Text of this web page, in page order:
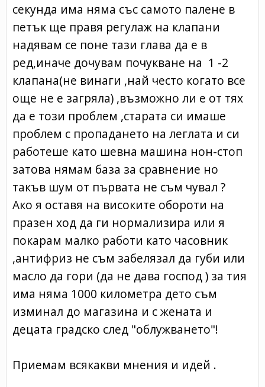
секунда има няма със самото палене в
петък ще правя регулаж на клапани
надявам се поне тази глава да е в
ред,иначе дочувам почукване на 1 -2
клапана(не винаги ,най често когато все
още не е загряла) ,възможно ли е от тях
да е този проблем ,старата си имаше
проблем с пропадането на леглата и си
работеше като шевна машина нон-стоп
затова нямам база за сравнение но
такъв шум от първата не съм чувал ?
Ако я оставя на високите обороти на
празен ход да ги нормализира или я
покарам малко работи като часовник
,антифриз не съм забелязал да губи или
масло да гори (да не дава господ ) за тия
има няма 1000 километра дето съм
изминал до магазина и с жената и
децата градско след "облужването"!
Приемам всякакви мнения и идей .